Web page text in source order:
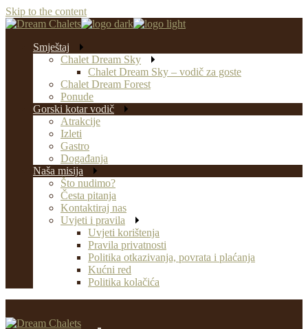
Skip to the content
Smještaj
Chalet Dream Sky
Chalet Dream Sky – vodič za goste
Chalet Dream Forest
Ponude
Gorski kotar vodič
Atrakcije
Izleti
Gastro
Događanja
Naša misija
Što nudimo?
Česta pitanja
Kontaktiraj nas
Uvjeti i pravila
Uvjeti korištenja
Pravila privatnosti
Politika otkazivanja, povrata i plaćanja
Kućni red
Politika kolačića